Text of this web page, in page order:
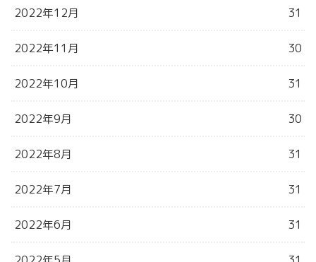
2022年12月 31
2022年11月 30
2022年10月 31
2022年9月 30
2022年8月 31
2022年7月 31
2022年6月 31